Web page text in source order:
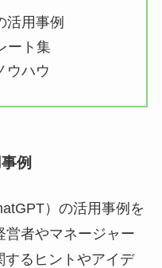
活用事例
ート集
ウハウ
例
）の活用事例を
営者やマネージャー
するヒントやアイデ